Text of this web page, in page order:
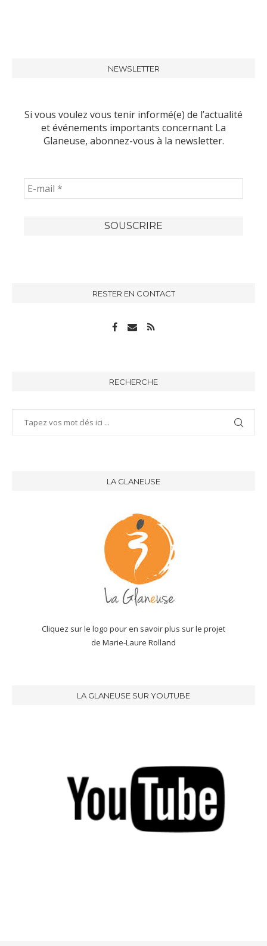
NEWSLETTER
Si vous voulez vous tenir informé(e) de l’actualité
et événements importants concernant La
Glaneuse, abonnez-vous à la newsletter.
RESTER EN CONTACT
RECHERCHE
LA GLANEUSE
Cliquez sur le logo pour en savoir plus sur le projet
de Marie-Laure Rolland
LA GLANEUSE SUR YOUTUBE